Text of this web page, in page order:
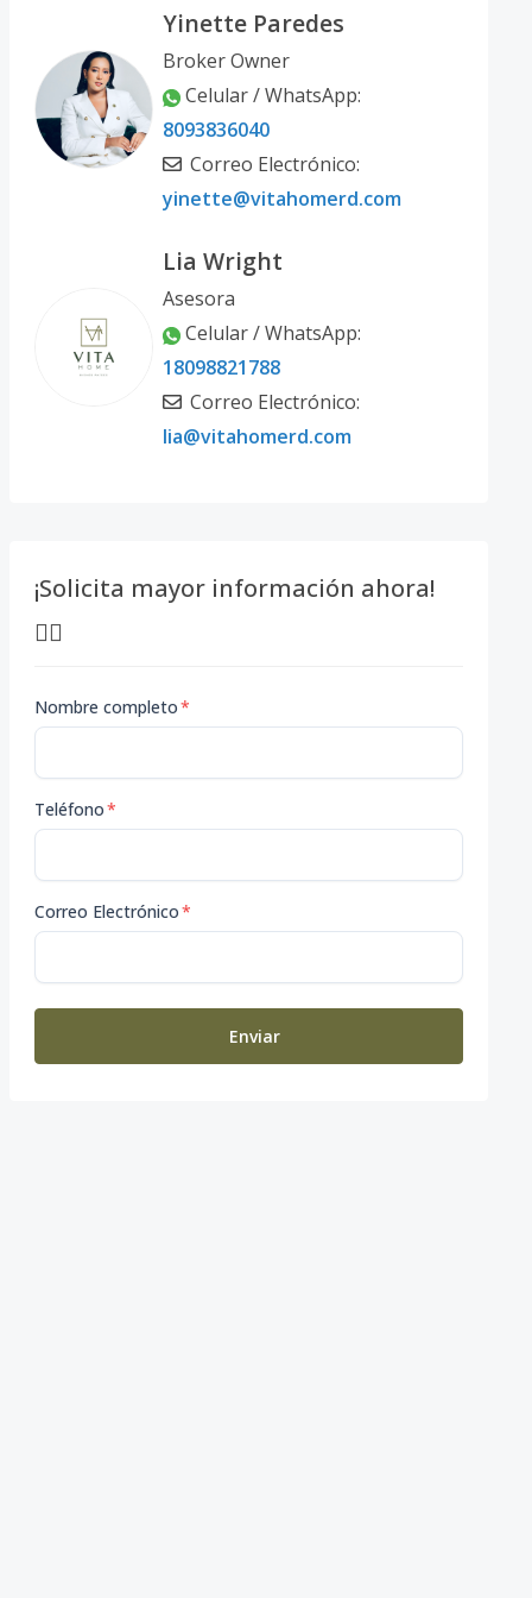
Yinette Paredes
Broker Owner
Celular / WhatsApp:
8093836040
Correo Electrónico:
yinette@vitahomerd.com
Lia Wright
Asesora
Celular / WhatsApp:
18098821788
Correo Electrónico:
lia@vitahomerd.com
¡Solicita mayor información ahora!
👇🏽
Nombre completo*
Teléfono*
Correo Electrónico*
Enviar